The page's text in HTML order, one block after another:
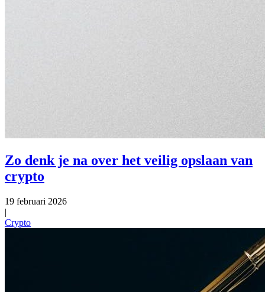
Zo denk je na over het veilig opslaan van
crypto
19 februari 2026
|
Crypto